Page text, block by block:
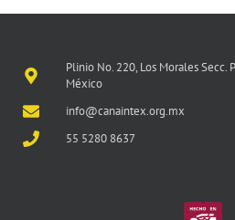
Plinio No. 220, Los Morales Secc.
México
info@canaintex.org.mx
55 5280 8637